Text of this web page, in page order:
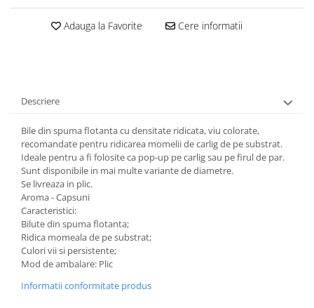
Adauga la Favorite Cere informatii
Descriere
Bile din spuma flotanta cu densitate ridicata, viu colorate,
recomandate pentru ridicarea momelii de carlig de pe substrat.
Ideale pentru a fi folosite ca pop-up pe carlig sau pe firul de par.
Sunt disponibile in mai multe variante de diametre.
Se livreaza in plic.
Aroma - Capsuni
Caracteristici:
Bilute din spuma flotanta;
Ridica momeala de pe substrat;
Culori vii si persistente;
Mod de ambalare: Plic
Informatii conformitate produs